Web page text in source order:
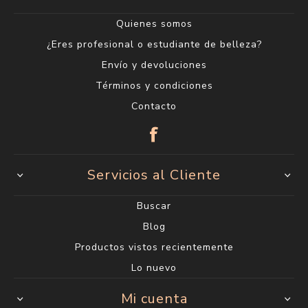
Quienes somos
¿Eres profesional o estudiante de belleza?
Envío y devoluciones
Términos y condiciones
Contacto
Servicios al Cliente
Buscar
Blog
Productos vistos recientemente
Lo nuevo
Mi cuenta